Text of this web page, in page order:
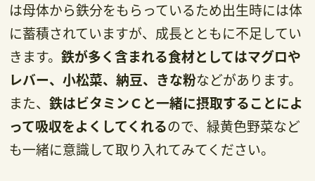
は母体から鉄分をもらっているため出生時には体
に蓄積されていますが、成長とともに不足してい
きます。鉄が多く含まれる食材としてはマグロや
レバー、小松菜、納豆、きな粉などがあります。
また、鉄はビタミンＣと一緒に摂取することによ
って吸収をよくしてくれるので、緑黄色野菜など
も一緒に意識して取り入れてみてください。